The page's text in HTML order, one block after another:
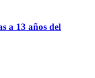
a 13 años del